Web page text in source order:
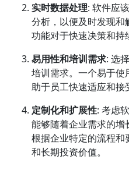
实时数据处理: 软件应
分析，以便及时发现
功能对于快速决策和持
易用性和培训需求: 选
培训需求。一个易于
助于员工快速适应和接
定制化和扩展性: 考虑
能够随着企业需求的
根据企业特定的流程
和长期投资价值。